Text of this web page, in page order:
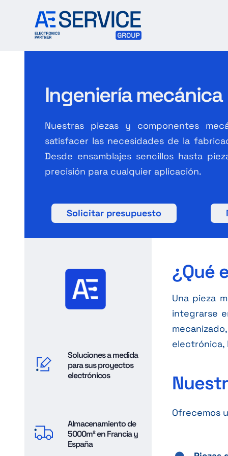
content
Ingeniería mecánica
Nuestras piezas y componentes
satisfacer las necesidades de la
Desde ensamblajes sencillos hasta
precisión para cualquier aplicación.
Solicitar presupuesto
Soluciones a medida
para sus proyectos
electrónicos
Almacenamiento de
5000m² en Francia y
España
¿Qué
Una pieza
integrarse
electrónica,
Ofrecemos